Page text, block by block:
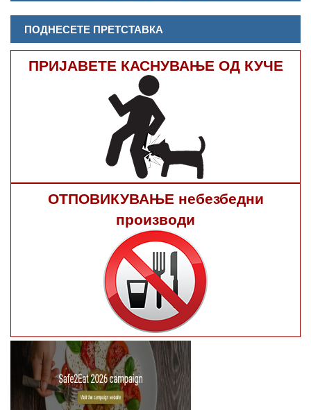
ПОДНЕСЕТЕ ПРЕТСТАВКА
ПРИЈАВЕТЕ КАСНУВАЊЕ ОД КУЧЕ
ОТПОВИКУВАЊЕ небезбедни
производи